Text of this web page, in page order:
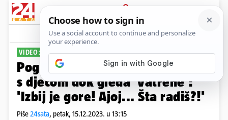
PRIJAVA
Sport Komentari
VIDEO: PRESLATKA SNIMKA
Pogledajte kako se Modrić igra
s djecom dok gleda 'vatrene':
'Izbij je gore! Ajoj... Šta radiš?!'
Piše24sata, petak, 15.12.2023. u 13:15